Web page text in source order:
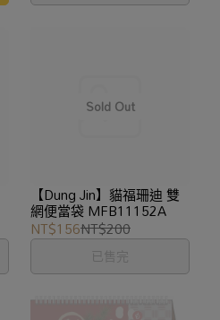
【Dung Jin】貓福珊迪 雙
網便當袋 MFB11152A
NT$156NT$200
已售完